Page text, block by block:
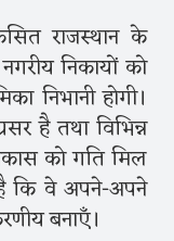
राजस्थान के
निकायों को
निभानी होगी।
है तथा विभिन्न
को गति मिल
कि वे अपने-अपने
बनाएँ।